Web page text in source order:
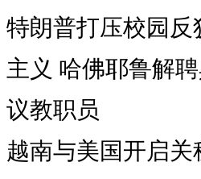
特朗普打压校园反
主义 哈佛耶鲁解
议教职员
越南与美国开启关